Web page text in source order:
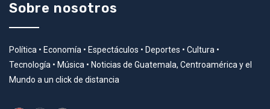
Sobre nosotros
Política • Economía • Espectáculos • Deportes • Cultura •
Tecnología • Música • Noticias de Guatemala, Centroamérica y el
Mundo a un click de distancia